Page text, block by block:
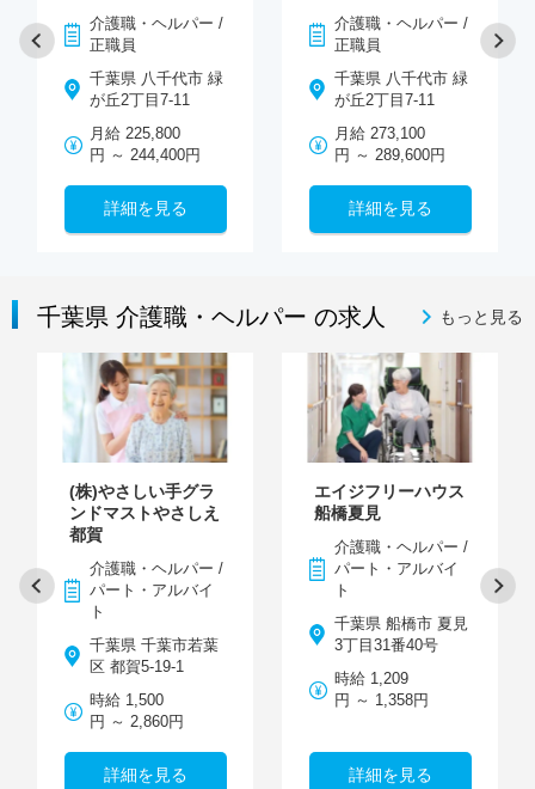
介護職・ヘルパー /
正職員
千葉県 八千代市 緑
が丘2丁目7-11
月給 225,800
円 ～ 244,400円
詳細を見る
介護職・ヘルパー /
正職員
千葉県 八千代市 緑
が丘2丁目7-11
月給 273,100
円 ～ 289,600円
詳細を見る
千葉県 介護職・ヘルパー の求人 もっと見る
(株)やさしい手グラ
ンドマストやさしえ
都賀
介護職・ヘルパー /
パート・アルバイ
ト
千葉県 千葉市若葉
区 都賀5-19-1
時給 1,500
円 ～ 2,860円
詳細を見る
エイジフリーハウス
船橋夏見
介護職・ヘルパー /
パート・アルバイ
ト
千葉県 船橋市 夏見
3丁目31番40号
時給 1,209
円 ～ 1,358円
詳細を見る